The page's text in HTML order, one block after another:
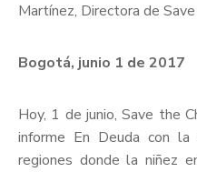
Martínez, Directora de
Bogotá, junio 1 de 2017
Hoy, 1 de junio, Save the
informe En Deuda con
regiones donde la niñez